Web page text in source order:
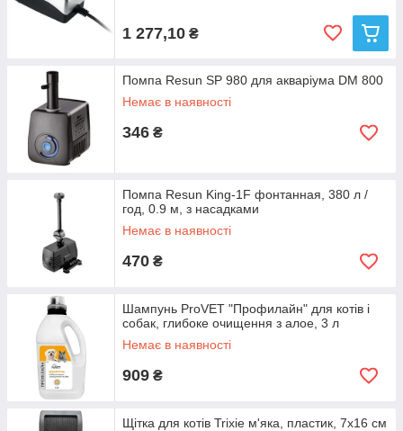
1 277,10 ₴
Помпа Resun SP 980 для акваріума DM 800
Немає в наявності
346 ₴
Помпа Resun King-1F фонтанная, 380 л /
год, 0.9 м, з насадками
Немає в наявності
470 ₴
Шампунь ProVET "Профилайн" для котів і
собак, глибоке очищення з алое, 3 л
Немає в наявності
909 ₴
Щітка для котів Trixie м'яка, пластик, 7х16 см